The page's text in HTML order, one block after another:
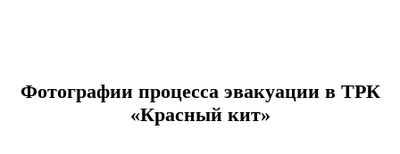
Фотографии процесса эвакуации в ТРК
«Красный кит»